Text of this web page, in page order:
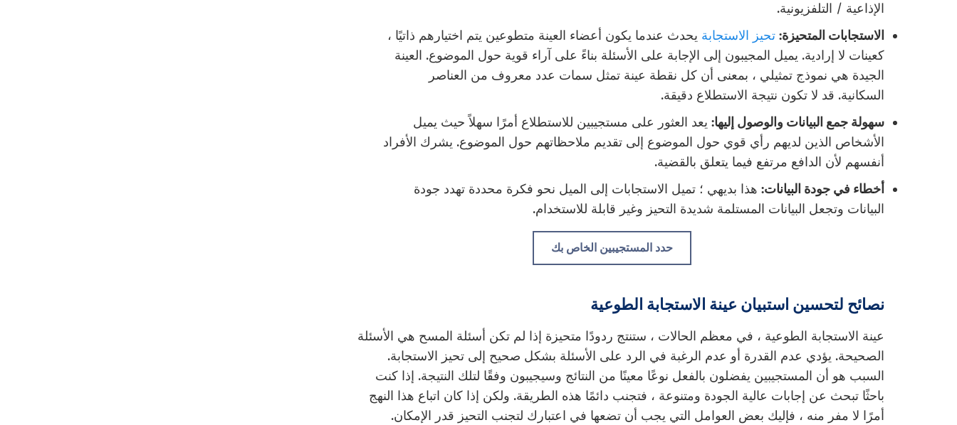
الإذاعية / التلفزيونية.
الاستجابات المتحيزة: تحيز الاستجابة يحدث عندما يكون أعضاء العينة متطوعين يتم اختيارهم ذاتيًا ،
كعينات لا إرادية. يميل المجيبون إلى الإجابة على الأسئلة بناءً على آراء قوية حول الموضوع. العينة
الجيدة هي نموذج تمثيلي ، بمعنى أن كل نقطة عينة تمثل سمات عدد معروف من العناصر
السكانية. قد لا تكون نتيجة الاستطلاع دقيقة.
سهولة جمع البيانات والوصول إليها: يعد العثور على مستجيبين للاستطلاع أمرًا سهلاً حيث يميل
الأشخاص الذين لديهم رأي قوي حول الموضوع إلى تقديم ملاحظاتهم حول الموضوع. يشرك الأفراد
أنفسهم لأن الدافع مرتفع فيما يتعلق بالقضية.
أخطاء في جودة البيانات: هذا بديهي ؛ تميل الاستجابات إلى الميل نحو فكرة محددة تهدد جودة
البيانات وتجعل البيانات المستلمة شديدة التحيز وغير قابلة للاستخدام.
حدد المستجيبين الخاص بك
نصائح لتحسين استبيان عينة الاستجابة الطوعية
عينة الاستجابة الطوعية ، في معظم الحالات ، ستنتج ردودًا متحيزة إذا لم تكن أسئلة المسح هي الأسئلة
الصحيحة. يؤدي عدم القدرة أو عدم الرغبة في الرد على الأسئلة بشكل صحيح إلى تحيز الاستجابة.
السبب هو أن المستجيبين يفضلون بالفعل نوعًا معينًا من النتائج وسيجيبون وفقًا لتلك النتيجة. إذا كنت
باحثًا تبحث عن إجابات عالية الجودة ومتنوعة ، فتجنب دائمًا هذه الطريقة. ولكن إذا كان اتباع هذا النهج
أمرًا لا مفر منه ، فإليك بعض العوامل التي يجب أن تضعها في اعتبارك لتجنب التحيز قدر الإمكان.